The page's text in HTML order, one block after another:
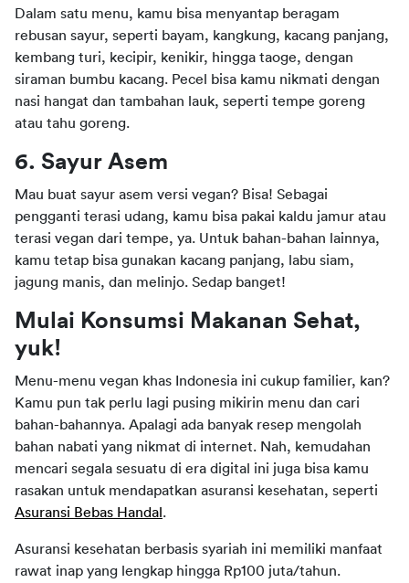
Dalam satu menu, kamu bisa menyantap beragam
rebusan sayur, seperti bayam, kangkung, kacang panjang,
kembang turi, kecipir, kenikir, hingga taoge, dengan
siraman bumbu kacang. Pecel bisa kamu nikmati dengan
nasi hangat dan tambahan lauk, seperti tempe goreng
atau tahu goreng.
6. Sayur Asem
Mau buat sayur asem versi vegan? Bisa! Sebagai
pengganti terasi udang, kamu bisa pakai kaldu jamur atau
terasi vegan dari tempe, ya. Untuk bahan-bahan lainnya,
kamu tetap bisa gunakan kacang panjang, labu siam,
jagung manis, dan melinjo. Sedap banget!
Mulai Konsumsi Makanan Sehat,
yuk!
Menu-menu vegan khas Indonesia ini cukup familier, kan?
Kamu pun tak perlu lagi pusing mikirin menu dan cari
bahan-bahannya. Apalagi ada banyak resep mengolah
bahan nabati yang nikmat di internet. Nah, kemudahan
mencari segala sesuatu di era digital ini juga bisa kamu
Asuransi Bebas Handal.
Asuransi kesehatan berbasis syariah ini memiliki manfaat
rawat inap yang lengkap hingga Rp100 juta/tahun.